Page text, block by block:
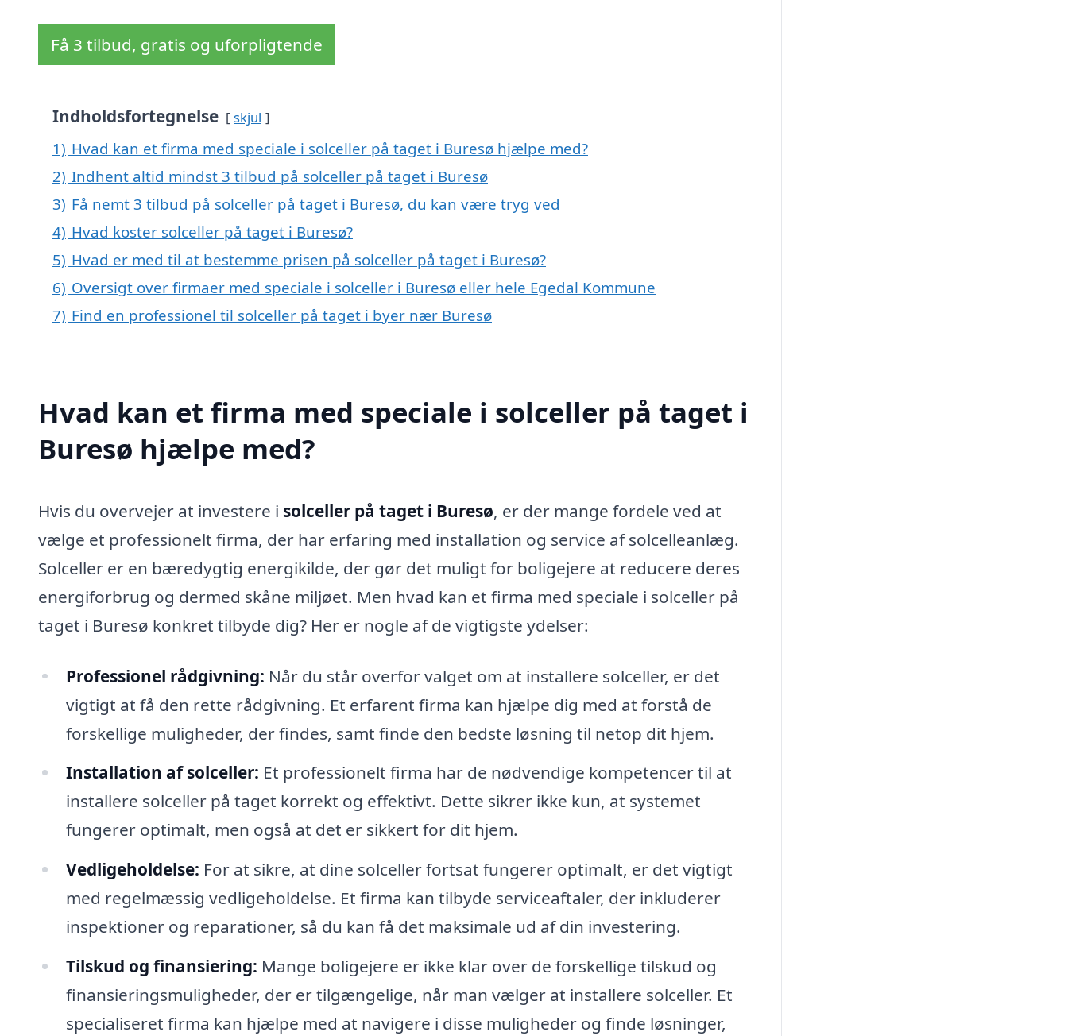
Få 3 tilbud, gratis og uforpligtende
Indholdsfortegnelse skjul
1) Hvad kan et firma med speciale i solceller på taget i Buresø hjælpe med?
2) Indhent altid mindst 3 tilbud på solceller på taget i Buresø
3) Få nemt 3 tilbud på solceller på taget i Buresø, du kan være tryg ved
4) Hvad koster solceller på taget i Buresø?
5) Hvad er med til at bestemme prisen på solceller på taget i Buresø?
6) Oversigt over firmaer med speciale i solceller i Buresø eller hele Egedal Kommune
7) Find en professionel til solceller på taget i byer nær Buresø
Hvad kan et firma med speciale i solceller på taget i
Buresø hjælpe med?
Hvis du overvejer at investere i solceller på taget i Buresø, er der mange fordele ved at
vælge et professionelt firma, der har erfaring med installation og service af solcelleanlæg.
Solceller er en bæredygtig energikilde, der gør det muligt for boligejere at reducere deres
energiforbrug og dermed skåne miljøet. Men hvad kan et firma med speciale i solceller på
taget i Buresø konkret tilbyde dig? Her er nogle af de vigtigste ydelser:
Professionel rådgivning: Når du står overfor valget om at installere solceller, er det
vigtigt at få den rette rådgivning. Et erfarent firma kan hjælpe dig med at forstå de
forskellige muligheder, der findes, samt finde den bedste løsning til netop dit hjem.
Installation af solceller: Et professionelt firma har de nødvendige kompetencer til at
installere solceller på taget korrekt og effektivt. Dette sikrer ikke kun, at systemet
fungerer optimalt, men også at det er sikkert for dit hjem.
Vedligeholdelse: For at sikre, at dine solceller fortsat fungerer optimalt, er det vigtigt
med regelmæssig vedligeholdelse. Et firma kan tilbyde serviceaftaler, der inkluderer
inspektioner og reparationer, så du kan få det maksimale ud af din investering.
Tilskud og finansiering: Mange boligejere er ikke klar over de forskellige tilskud og
finansieringsmuligheder, der er tilgængelige, når man vælger at installere solceller. Et
specialiseret firma kan hjælpe med at navigere i disse muligheder og finde løsninger,